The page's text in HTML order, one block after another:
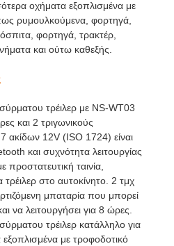
οχήματα εξοπλισμένα με
ρυμουλκούμενα, φορτηγά,
φορτηγά, τρακτέρ,
και ούτω καθεξής.
τρέιλερ με NS-WT03
και 2 τριγωνικούς
ακίδων 12V (ISO 1724) είναι
και συχνότητα λειτουργίας
ταινία,
στο αυτοκίνητο. 2 τμχ
μπαταρία που μπορεί
να λειτουργήσει για 8 ώρες.
τρέιλερ κατάλληλο για
με τροφοδοτικό